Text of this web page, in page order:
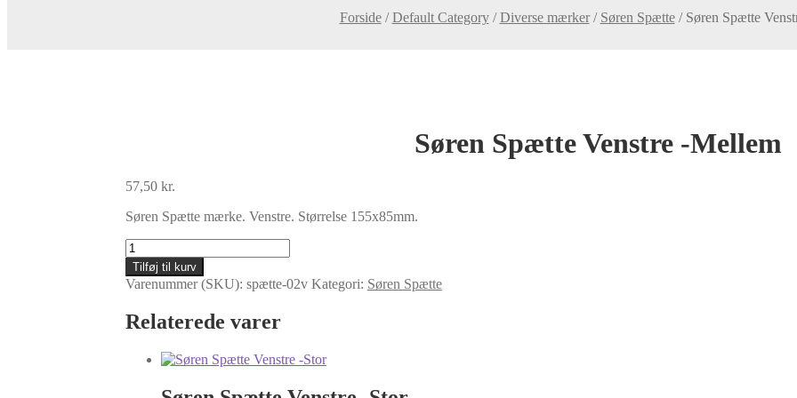
Forside/Default Category/Diverse mærker/ Søren Spætte/ Søren Spætte
Søren Spætte Venstre -Mellem
57,50 kr.
Søren Spætte mærke. Venstre. Størrelse 155x85mm.
Søren
Spætte
Venstre
Mellem
antal
Tilføj til kurv
Varenummer (SKU): spætte-02v Kategori: Søren Spætte
Relaterede varer